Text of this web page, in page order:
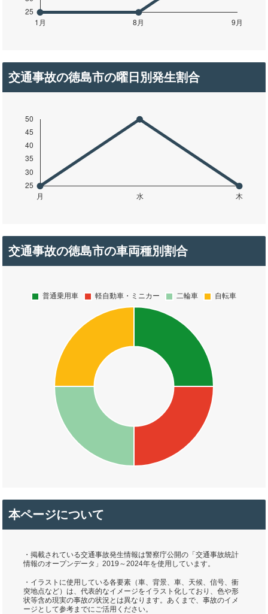
交通事故の徳島市の曜日別発生割合
交通事故の徳島市の車両種別割合
本ページについて
・掲載されている交通事故発生情報は警察庁公開の「交通事故統計
情報のオープンデータ」2019～2024年を使用しています。
・イラストに使用している各要素（車、背景、車、天候、信号、衝
突地点など）は、代表的なイメージをイラスト化しており、色や形
状等含め現実の事故の状況とは異なります。あくまで、事故のイメ
ージとして参考までにご活用ください。